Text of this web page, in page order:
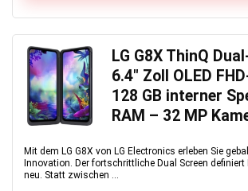
LG G8X ThinQ
6.4″ Zoll OLED
128 GB interner
RAM – 32 MP
Mit dem LG G8X von LG Electronics erleben Sie
Innovation. Der fortschrittliche Dual Screen
neu. Statt zwischen ...